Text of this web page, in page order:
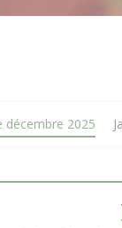
décembre 2025